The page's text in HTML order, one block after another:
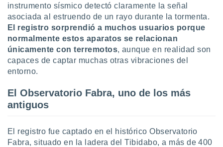
sitio
En
de que
sean
el sitio
para
ni para
o
instrumento sísmico detectó claramente la señal
asociada al estruendo de un rayo durante la tormenta.
El registro sorprendió a muchos usuarios porque
normalmente estos aparatos se relacionan
únicamente con terremotos, aunque en realidad son
capaces de captar muchas otras vibraciones del
entorno.
El Observatorio Fabra, uno de los más
antiguos
El registro fue captado en el histórico Observatorio
Fabra, situado en la ladera del Tibidabo, a más de 400